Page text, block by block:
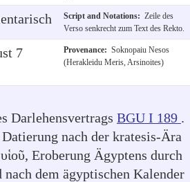
Script and Notations: Zeile des
Verso senkrecht zum Text des Rekto.
7
Provenance: Soknopaiu Nesos
(Herakleidu Meris, Arsinoites)
Darlehensvertrags BGU I 189 .
nach der kratesis-Ära
υἱοῦ, Eroberung Ägyptens durch
nach dem ägyptischen Kalender